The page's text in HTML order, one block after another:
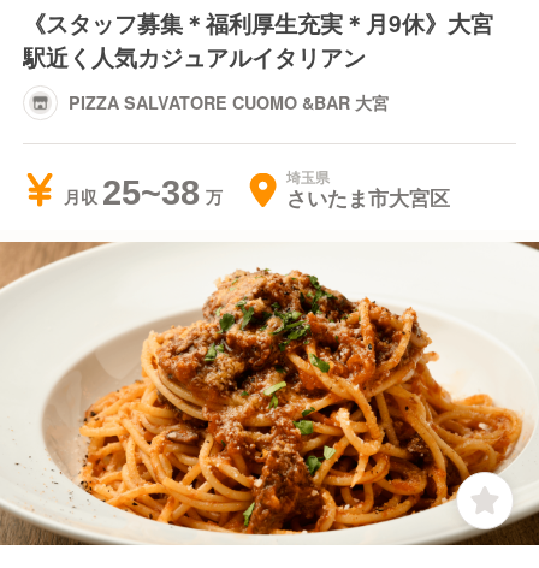
《スタッフ募集＊福利厚生充実＊月9休》大宮
駅近く人気カジュアルイタリアン
PIZZA SALVATORE CUOMO &BAR 大宮
月収 25~38 埼玉県
さいたま市大宮区